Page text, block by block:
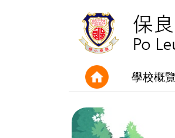
學校概覽